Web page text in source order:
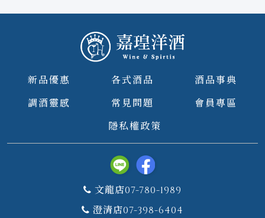
新品優惠 各式酒品
酒品事典
調酒靈感
常見問題
會員專區
隱私權政策
文龍店07-780-1989
澄清店07-398-6404